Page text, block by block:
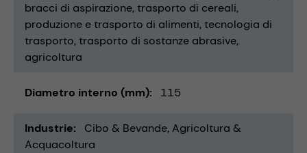
bracci di aspirazione trasporto di cereali
produzione e trasporto di alimenti tecnologia di
trasporto trasporto di sostanze abrasive
agricoltura
Diametro interno (mm) 115
Industrie Cibo & Bevande Agricoltura &
Acquacoltura